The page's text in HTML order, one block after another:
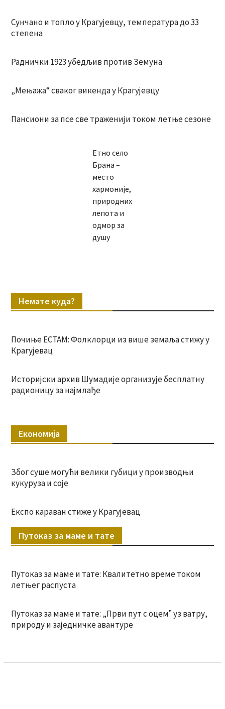
Сунчано и топло у Крагујевцу, температура до 33
степена
Раднички 1923 убедљив против Земуна
„Мењажа“ сваког викенда у Крагујевцу
Пансиони за псе све траженији током летње сезоне
Етно село
Брана –
место
хармоније,
природних
лепота и
одмор за
душу
Немате куда?
Почиње ЕСТАМ: Фолклорци из више земаља стижу у
Крагујевац
Историјски архив Шумадије организује бесплатну
радионицу за најмлађе
Економија
Због суше могући велики губици у производњи
кукуруза и соје
Експо караван стиже у Крагујевац
Путоказ за маме и тате
Путоказ за маме и тате: Квалитетно време током
летњег распуста
Путоказ за маме и тате: „Први пут с оцемˮ уз ватру,
природу и заједничке авантуре